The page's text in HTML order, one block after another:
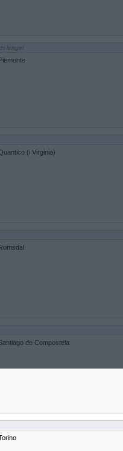
lenger
(i Virginia)
de Compostela